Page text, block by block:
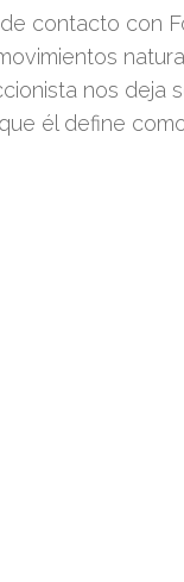
contacto con
nos deja
él define